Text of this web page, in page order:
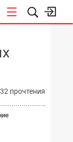
прочтения